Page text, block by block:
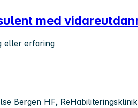
med
eller erfaring
Bergen HF,